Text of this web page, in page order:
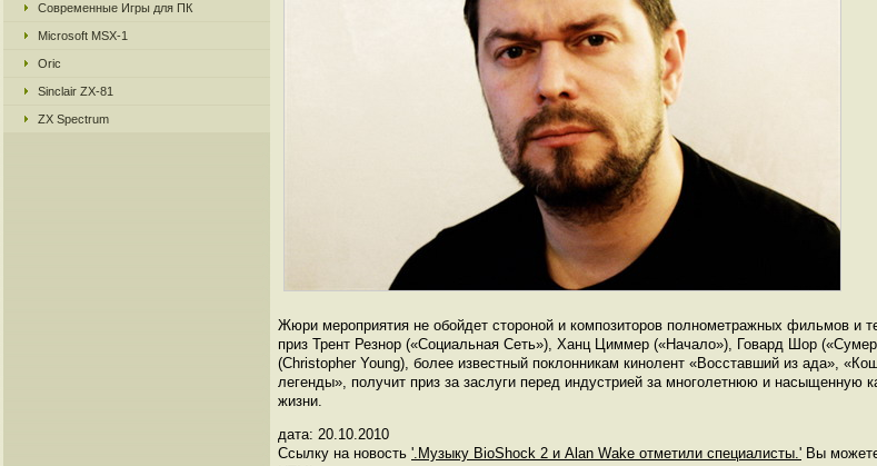
Современные Игры для ПК
Microsoft MSX-1
Oric
Sinclair ZX-81
ZX Spectrum
Жюри мероприятия не обойдет стороной и композиторов полнометражных фильмов и
приз Трент Резнор («Социальная Сеть»), Ханц Циммер («Начало»), Говард Шор
(Christopher Young), более известный поклонникам кинолент «Восставший из ада»,
легенды», получит приз за заслуги перед индустрией за многолетнюю и насыщенную
жизни.
дата: 20.10.2010
Ссылку на новость '.Музыку BioShock 2 и Alan Wake отметили специалисты.' Вы